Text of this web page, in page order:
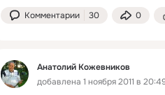
Комментарии 30 0
Анатолий Кожевников
добавлена 1 ноября 2011 в